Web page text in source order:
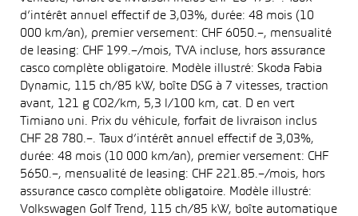
d’intérêt annuel effectif de 3,03%, durée: 48 mois (10
000 km/an), premier versement: CHF 6050.–, mensualité
de leasing: CHF 199.–/mois, TVA incluse, hors assurance
casco complète obligatoire. Modèle illustré: Skoda Fabia
Dynamic, 115 ch/85 kW, boîte DSG à 7 vitesses, traction
avant, 121 g CO2/km, 5,3 l/100 km, cat. D en vert
Timiano uni. Prix du véhicule, forfait de livraison inclus
CHF 28 780.–. Taux d’intérêt annuel effectif de 3,03%,
durée: 48 mois (10 000 km/an), premier versement: CHF
5650.–, mensualité de leasing: CHF 221.85.–/mois, hors
assurance casco complète obligatoire. Modèle illustré:
Volkswagen Golf Trend, 115 ch/85 kW, boîte automatique